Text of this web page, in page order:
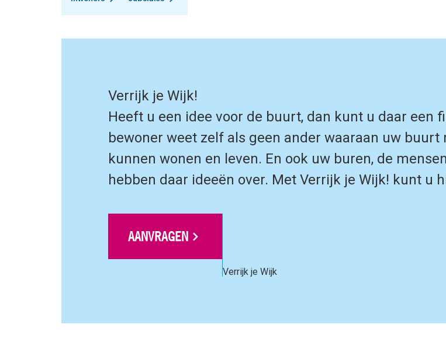
Verrijk je Wijk!
Heeft u een idee voor de buurt, dan kunt u daar een
bewoner weet zelf als geen ander waaraan uw
kunnen wonen en leven. En ook uw buren, de
hebben daar ideeën over. Met Verrijk je Wijk! kunt u
Verrijk je Wijk
AANVRAGEN